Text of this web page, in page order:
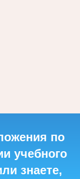
по
учебного
знаете,